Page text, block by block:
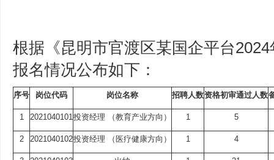
根据《昆明市官渡区某国企平台
报名情况公布如下：
序号 岗位代码 岗位名称 招聘人数资格初审通过人数
1 2021040101投资经理 （教育产业方向） 1 5
2 2021040102投资经理 （医疗健康方向） 1 4